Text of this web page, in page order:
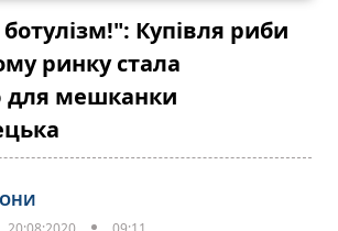
Купівля риби
ринку стала
для мешканки